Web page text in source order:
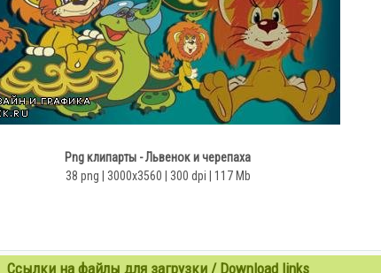
Png клипарты - Львенок и черепаха
38 png | 3000х3560 | 300 dpi | 117 Mb
Ссылки на файлы для загрузки / Download links